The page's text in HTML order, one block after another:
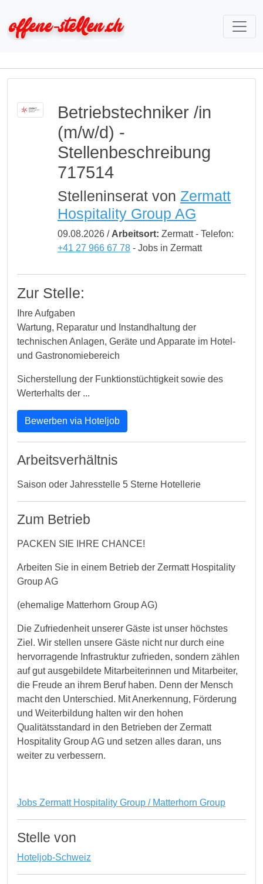
Betriebstechniker /in
(m/w/d) -
Stellenbeschreibung
717514
Stelleninserat von Zermatt
Hospitality Group AG
09.08.2026 / Arbeitsort: Zermatt - Telefon:
+41 27 966 67 78- Jobs in Zermatt
Zur Stelle:
Ihre Aufgaben
Wartung, Reparatur und Instandhaltung der
technischen Anlagen, Geräte und Apparate im Hotel-
und Gastronomiebereich
Sicherstellung der Funktionstüchtigkeit sowie des
Werterhalts der ...
Bewerben via Hoteljob
Arbeitsverhältnis
Saison oder Jahresstelle 5 Sterne Hotellerie
Zum Betrieb
PACKEN SIE IHRE CHANCE!
Arbeiten Sie in einem Betrieb der Zermatt Hospitality
Group AG
(ehemalige Matterhorn Group AG)
Die Zufriedenheit unserer Gäste ist unser höchstes
Ziel. Wir stellen unsere Gäste nicht nur durch eine
hervorragende Infrastruktur zufrieden, sondern zählen
auf gut ausgebildete Mitarbeiterinnen und Mitarbeiter,
die Freude an ihrem Beruf haben. Denn der Mensch
macht den Unterschied. Mit Anerkennung, Förderung
und Weiterbildung halten wir den hohen
Qualitätsstandard in den Betrieben der Zermatt
Hospitality Group AG und setzen alles daran, uns
weiter zu verbessern.
Jobs Zermatt Hospitality Group / Matterhorn Group
Stelle von
Hoteljob-Schweiz